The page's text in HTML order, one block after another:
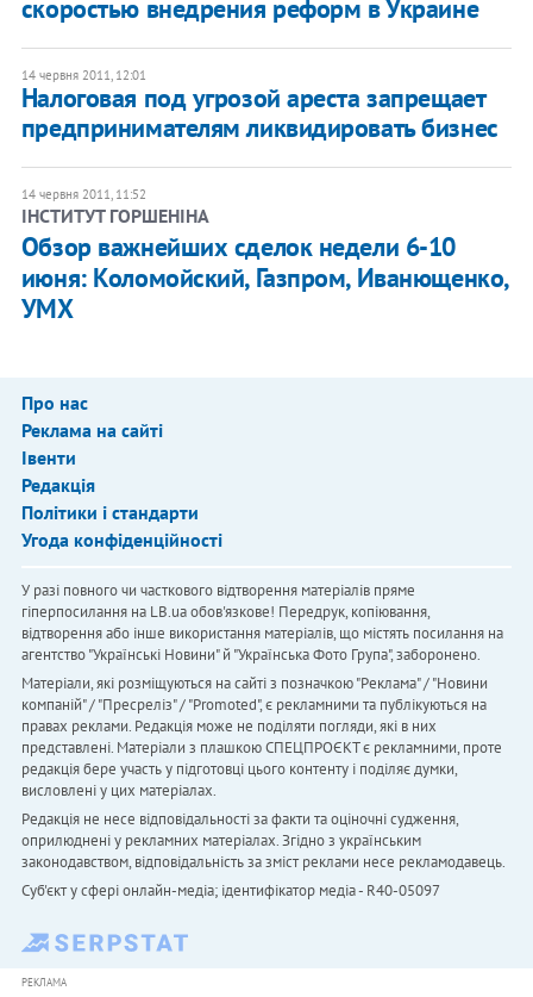
скоростью внедрения реформ в Украине​
14 червня 2011, 12:01
Налоговая под угрозой ареста запрещает
предпринимателям ликвидировать бизнес
14 червня 2011, 11:52
ІНСТИТУТ ГОРШЕНІНА
Обзор важнейших сделок недели 6-10
июня: Коломойский, Газпром, Иванющенко,
УМХ
Про нас
Реклама на сайті
Івенти
Редакція
Політики і стандарти
Угода конфіденційності
У разі повного чи часткового відтворення матеріалів пряме
гіперпосилання на LB.ua обов'язкове! Передрук, копіювання,
відтворення або інше використання матеріалів, що містять посилання на
агентство "Українськi Новини" й "Українська Фото Група", заборонено.
Матеріали, які розміщуються на сайті з позначкою "Реклама" / "Новини
компаній" / "Пресреліз" / "Promoted", є рекламними та публікуються на
правах реклами. Редакція може не поділяти погляди, які в них
представлені. Матеріали з плашкою СПЕЦПРОЄКТ є рекламними, проте
редакція бере участь у підготовці цього контенту і поділяє думки,
висловлені у цих матеріалах.
Редакція не несе відповідальності за факти та оціночні судження,
оприлюднені у рекламних матеріалах. Згідно з українським
законодавством, відповідальність за зміст реклами несе рекламодавець.
Cуб'єкт у сфері онлайн-медіа; ідентифікатор медіа - R40-05097
РЕКЛАМА